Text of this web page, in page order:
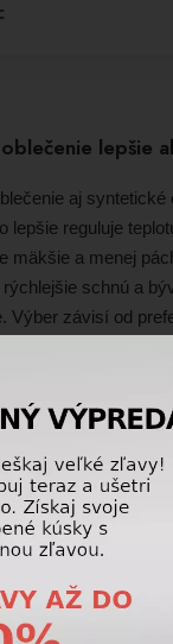
lepšie
aj syntetické
lepšie reguluje
mäkšie a menej
schnú a
Výber závisí od
bundu na
je dôležité zvoliť
odvetrávaním
a vlhkosťou. Ľahšia